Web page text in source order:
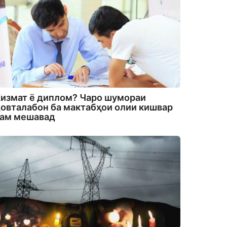
ё диплом? Чаро шумораи
ба мактабҳои олии кишвар
мешавад